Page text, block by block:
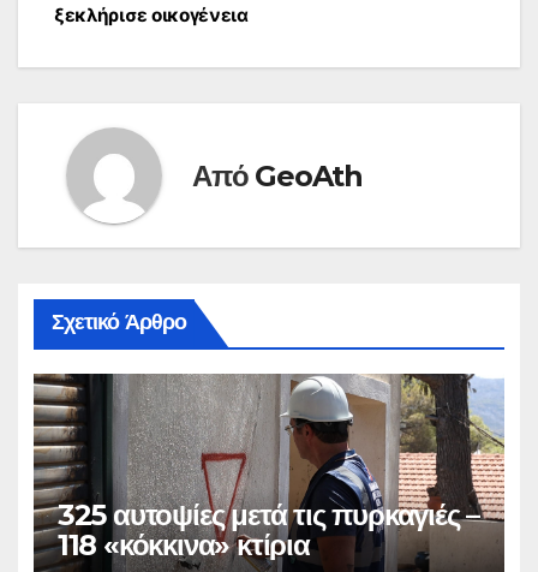
ξεκλήρισε οικογένεια
Από GeoAth
Σχετικό Άρθρο
325 αυτοψίες μετά τις πυρκαγιές –
118 «κόκκινα» κτίρια